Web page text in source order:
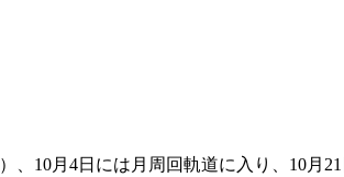
）、10月4日には月周回軌道に入り、10月